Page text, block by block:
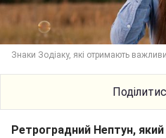
Знаки Зодіаку, які отримають
Ретроградний Нептун,